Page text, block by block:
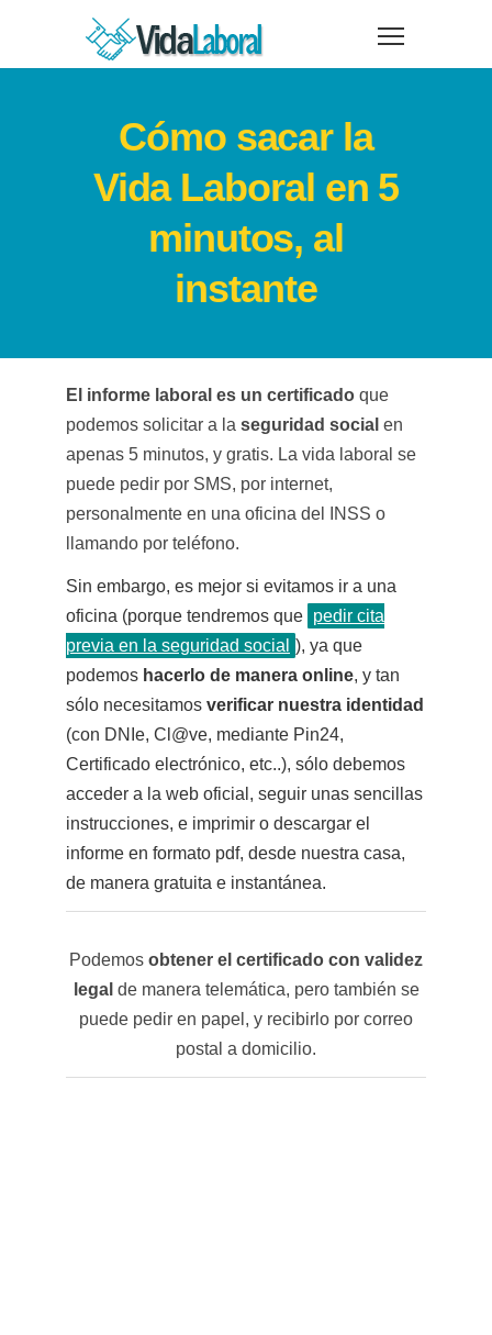
Cómo sacar la
Vida Laboral en 5
minutos, al
instante
El informe laboral es un certificado que
podemos solicitar a la seguridad social en
apenas 5 minutos, y gratis. La vida laboral se
puede pedir por SMS, por internet,
personalmente en una oficina del INSS o
llamando por teléfono.
Sin embargo, es mejor si evitamos ir a una
oficina (porque tendremos que pedir cita
previa en la seguridad social ), ya que
podemos hacerlo de manera online, y tan
sólo necesitamos verificar nuestra identidad
(con DNIe, Cl@ve, mediante Pin24,
Certificado electrónico, etc..), sólo debemos
acceder a la web oficial, seguir unas sencillas
instrucciones, e imprimir o descargar el
informe en formato pdf, desde nuestra casa,
de manera gratuita e instantánea.
Podemos obtener el certificado con validez
legal de manera telemática, pero también se
puede pedir en papel, y recibirlo por correo
postal a domicilio.